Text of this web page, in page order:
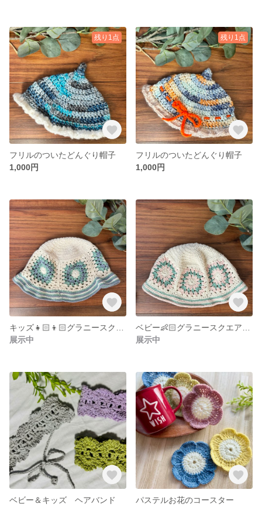
残り1点
フリルのついたどんぐり帽子
1,000円
残り1点
フリルのついたどんぐり帽子
1,000円
展示中
展示中
ベビー＆キッズ ヘアバンド パステルお花のコースター